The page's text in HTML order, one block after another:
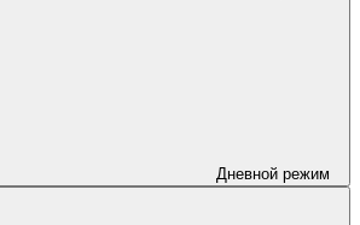
Дневной режим